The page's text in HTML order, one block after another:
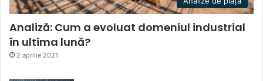
Analiză: Cum a evoluat domeniul industrial
în ultima lună?
2 aprilie 2021